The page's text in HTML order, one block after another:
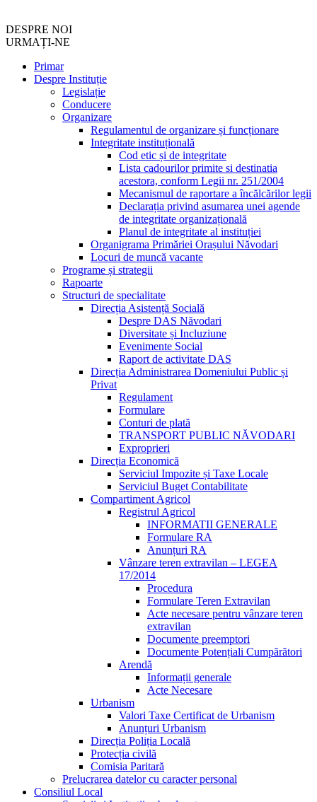
DESPRE NOI
URMAȚI-NE
Primar
Despre Instituție
Legislație
Conducere
Organizare
Regulamentul de organizare și funcționare
Integritate instituțională
Cod etic și de integritate
Lista cadourilor primite si destinatia
acestora, conform Legii nr. 251/2004
Mecanismul de raportare a încălcărilor legii
Declarația privind asumarea unei agende
de integritate organizațională
Planul de integritate al instituției
Organigrama Primăriei Orașului Năvodari
Locuri de muncă vacante
Programe și strategii
Rapoarte
Structuri de specialitate
Direcția Asistență Socială
Despre DAS Năvodari
Diversitate și Incluziune
Evenimente Social
Raport de activitate DAS
Direcția Administrarea Domeniului Public și
Privat
Regulament
Formulare
Conturi de plată
TRANSPORT PUBLIC NĂVODARI
Exproprieri
Direcția Economică
Serviciul Impozite și Taxe Locale
Serviciul Buget Contabilitate
Compartiment Agricol
Registrul Agricol
INFORMATII GENERALE
Formulare RA
Anunțuri RA
Vânzare teren extravilan – LEGEA
17/2014
Procedura
Formulare Teren Extravilan
Acte necesare pentru vânzare teren
extravilan
Documente preemptori
Documente Potențiali Cumpărători
Arendă
Informații generale
Acte Necesare
Urbanism
Valori Taxe Certificat de Urbanism
Anunțuri Urbanism
Direcția Poliția Locală
Protecția civilă
Comisia Paritară
Prelucrarea datelor cu caracter personal
Consiliul Local